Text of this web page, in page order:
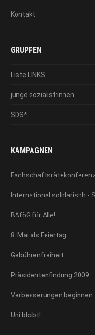
Kontakt
GRUPPEN
Liste LINKS
junge sozialist:innen
SDS*
KAMPAGNEN
Fachschaftsrätekonferenz
International solidarisch -
BAföG für Alle!
8. Mai als Feiertag
Gebührenfreiheit
Präsidentenfindung 2009
Verbesserungen beginnen
Uni bleibt!